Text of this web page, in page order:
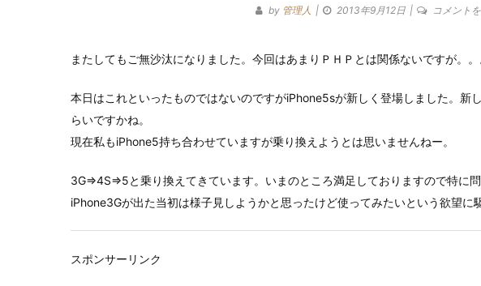
ー
by 管理人 2013年9月12日 コメント
またしてもご無沙汰になりました。今回はあまりＰＨＰとは関係ないですが。。
本日はこれといったものではないのですがiPhone5sが新しく登場しました。新
らいですかね。
現在私もiPhone5持ち合わせていますが乗り換えようとは思いませんねー。
3G⇒4S⇒5と乗り換えてきています。いまのところ満足しておりますので特に問
iPhone3Gが出た当初は様子見しようかと思ったけど使ってみたいという欲望に
スポンサーリンク